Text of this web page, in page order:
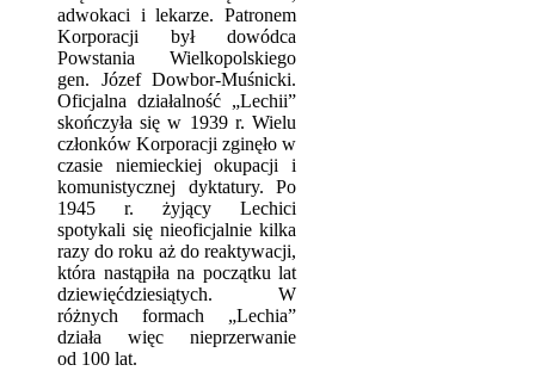
adwokaci i lekarze. Patronem
Korporacji był dowódca
Powstania Wielkopolskiego
gen. Józef Dowbor-Muśnicki.
Oficjalna działalność „Lechii”
skończyła się w 1939 r. Wielu
członków Korporacji zginęło w
czasie niemieckiej okupacji i
komunistycznej dyktatury. Po
1945 r. żyjący Lechici
spotykali się nieoficjalnie kilka
razy do roku aż do reaktywacji,
która nastąpiła na początku lat
dziewięćdziesiątych. W
różnych formach „Lechia”
działa więc nieprzerwanie
od 100 lat.